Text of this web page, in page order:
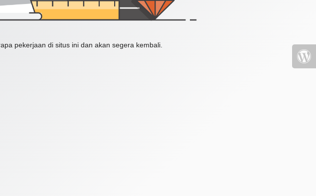
pekerjaan di situs ini dan akan segera kembali.